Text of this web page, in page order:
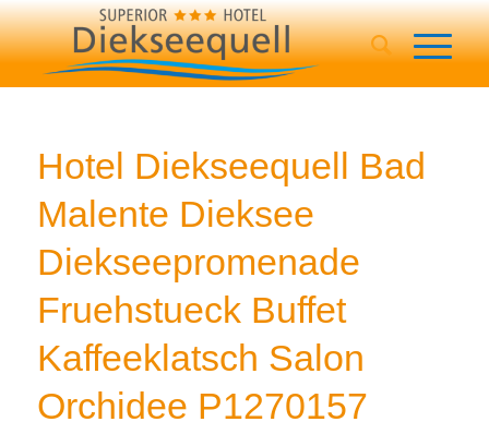
Hotel Diekseequell Bad
Malente Dieksee
Diekseepromenade
Fruehstueck Buffet
Kaffeeklatsch Salon
Orchidee P1270157